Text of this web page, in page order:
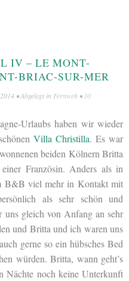
IV – LE MONT-
BRIAC-SUR-MER
• Abgelegt in Fernweh • 10
Urlaubs haben wir wieder
Villa Christilla. Es war
beiden Kölnern Britta
Französin. Anders als in
B&B viel mehr in Kontakt mit
als sehr schön und
uns gleich von Anfang an sehr
und Britta und ich waren uns
gerne so ein hübsches Bed
würden. Britta, wann geht’s
Nächte noch keine Unterkunft